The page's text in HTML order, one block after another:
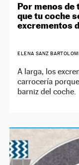
Por menos de
que tu coche
excrementos
ELENA SANZ
A larga, los
carrocería
barniz del coche.